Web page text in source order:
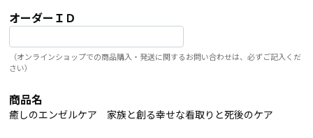
オーダーＩＤ
（オンラインショップでの商品購入・発送に関するお問い合わせは、必ずご記入くだ
さい）
商品名
癒しのエンゼルケア 家族と創る幸せな看取りと死後のケア